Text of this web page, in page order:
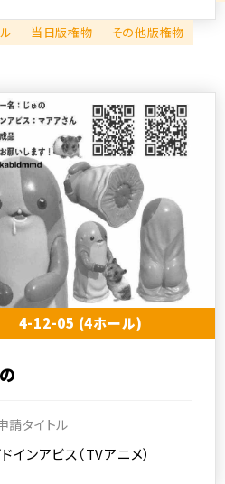
当日版権物 その他版権物
4-12-05 (4ホール)
請タイトル
インアビス（TVアニメ）